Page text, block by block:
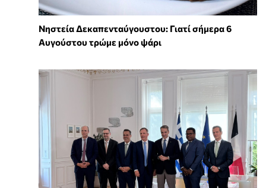
Νηστεία Δεκαπενταύγουστου: Γιατί σήμερα 6
Αυγούστου τρώμε μόνο ψάρι